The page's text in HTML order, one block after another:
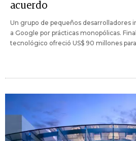
acuerdo
Un grupo de pequeños desarrolladores
a Google por prácticas monopólicas.
tecnológico ofreció US$ 90 millones